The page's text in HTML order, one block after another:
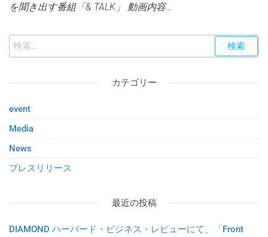
を聞き出す番組「& TALK」 動画内容…
カテゴリー
event
Media
News
プレスリリース
最近の投稿
DIAMOND ハーバード・ビジネス・レビューにて、「Front